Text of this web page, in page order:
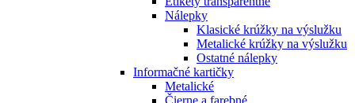
Nálepky
Klasické krúžky na výslužku
Metalické krúžky na výslužku
Ostatné nálepky
Informačné kartičky
Metalické
Čierne a farebné